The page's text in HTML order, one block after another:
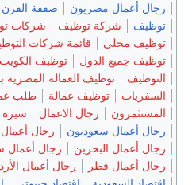
رجال أعمال مصريون
صفقة القرن
توظيف
شركة توظيف شركات
توظيف محلى
قائمة شركات
توظيف جميع الدول
توظيف الكويت
التوظيف
توظيف العمالة المصرية
السفريات
توظيف عمالة طلب
المستثمرون
رجال الاعمال
سيرة
رجال أعمال سعوديون
رجال
رجال أعمال البحرين
رجال أعمال
رجال أعمال قطر
رجال أعمال